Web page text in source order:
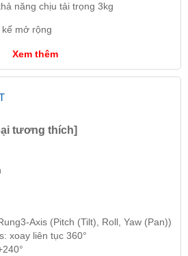
năng chịu tải trọng 3kg
mở rộng
Xem thêm
tương thích]
3-Axis (Pitch (Tilt), Roll, Yaw (Pan))
xoay liên tục 360°